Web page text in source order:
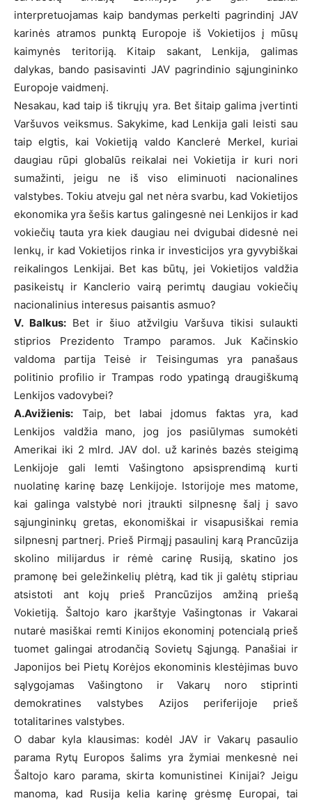
interpretuojamas kaip bandymas perkelti pagrindinį JAV
karinės atramos punktą Europoje iš Vokietijos į mūsų
kaimynės teritoriją. Kitaip sakant, Lenkija, galimas
dalykas, bando pasisavinti JAV pagrindinio sąjungininko
Europoje vaidmenį.
Nesakau, kad taip iš tikrųjų yra. Bet šitaip galima įvertinti
Varšuvos veiksmus. Sakykime, kad Lenkija gali leisti sau
taip elgtis, kai Vokietiją valdo Kanclerė Merkel, kuriai
daugiau rūpi globalūs reikalai nei Vokietija ir kuri nori
sumažinti, jeigu ne iš viso eliminuoti nacionalines
valstybes. Tokiu atveju gal net nėra svarbu, kad Vokietijos
ekonomika yra šešis kartus galingesnė nei Lenkijos ir kad
vokiečių tauta yra kiek daugiau nei dvigubai didesnė nei
lenkų, ir kad Vokietijos rinka ir investicijos yra gyvybiškai
reikalingos Lenkijai. Bet kas būtų, jei Vokietijos valdžia
pasikeistų ir Kanclerio vairą perimtų daugiau vokiečių
nacionalinius interesus paisantis asmuo?
V. Balkus:Bet ir šiuo atžvilgiu Varšuva tikisi sulaukti
stiprios Prezidento Trampo paramos. Juk Kačinskio
valdoma partija Teisė ir Teisingumas yra panašaus
politinio profilio ir Trampas rodo ypatingą draugiškumą
Lenkijos vadovybei?
A.Avižienis: Taip, bet labai įdomus faktas yra, kad
Lenkijos valdžia mano, jog jos pasiūlymas sumokėti
Amerikai iki 2 mlrd. JAV dol. už karinės bazės steigimą
Lenkijoje gali lemti Vašingtono apsisprendimą kurti
nuolatinę karinę bazę Lenkijoje. Istorijoje mes matome,
kai galinga valstybė nori įtraukti silpnesnę šalį į savo
sąjungininkų gretas, ekonomiškai ir visapusiškai remia
silpnesnį partnerį. Prieš Pirmąjį pasaulinį karą Prancūzija
skolino milijardus ir rėmė carinę Rusiją, skatino jos
pramonę bei geležinkelių plėtrą, kad tik ji galėtų stipriau
atsistoti ant kojų prieš Prancūzijos amžiną priešą
Vokietiją. Šaltojo karo įkarštyje Vašingtonas ir Vakarai
nutarė masiškai remti Kinijos ekonominį potencialą prieš
tuomet galingai atrodančią Sovietų Sąjungą. Panašiai ir
Japonijos bei Pietų Korėjos ekonominis klestėjimas buvo
sąlygojamas Vašingtono ir Vakarų noro stiprinti
demokratines valstybes Azijos periferijoje prieš
totalitarines valstybes.
O dabar kyla klausimas: kodėl JAV ir Vakarų pasaulio
parama Rytų Europos šalims yra žymiai menkesnė nei
Šaltojo karo parama, skirta komunistinei Kinijai? Jeigu
manoma, kad Rusija kelia karinę grėsmę Europai, tai